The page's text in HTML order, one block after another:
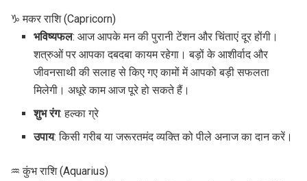
♑ मकर राशि (Capricorn)
भविष्यफल: आज आपके मन की पुरानी टेंशन और चिंताएं दूर होंगी।
शत्रुओं पर आपका दबदबा कायम रहेगा। बड़ों के आशीर्वाद और
जीवनसाथी की सलाह से किए गए कामों में आपको बड़ी सफलता
मिलेगी। अधूरे काम आज पूरे हो सकते हैं।
शुभ रंग: हल्का ग्रे
उपाय: किसी गरीब या जरूरतमंद व्यक्ति को पीले अनाज का दान करें।
♒ कुंभ राशि (Aquarius)